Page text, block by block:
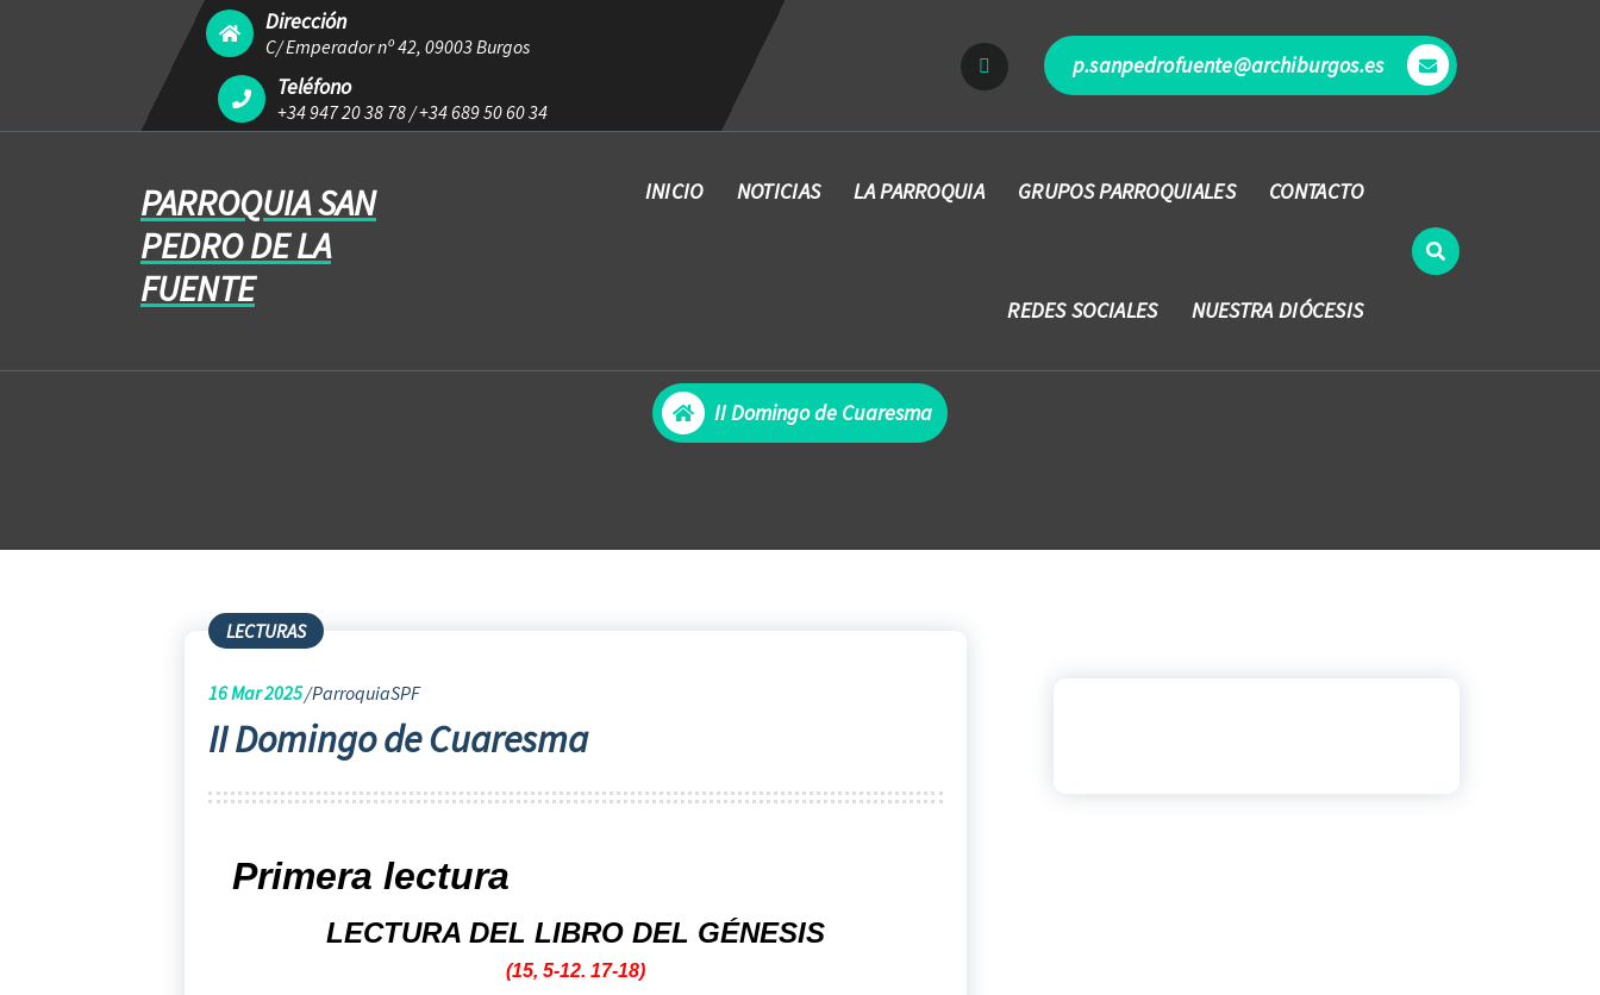
Dirección
C/ Emperador nº 42, 09003 Burgos
Teléfono
+34 947 20 38 78/+34 689 50 60 34
p.sanpedrofuente@archiburgos.es
PARROQUIA SAN
PEDRO DE LA
FUENTE
INICIO NOTICIAS LA PARROQUIA GRUPOS PARROQUIALES CONTACTO
REDES SOCIALES NUESTRA DIÓCESIS
II Domingo de Cuaresma
LECTURAS
16Mar 2025 ParroquiaSPF
II Domingo de Cuaresma
Primera lectura
LECTURA DEL LIBRO DEL GÉNESIS
(15, 5-12. 17-18)